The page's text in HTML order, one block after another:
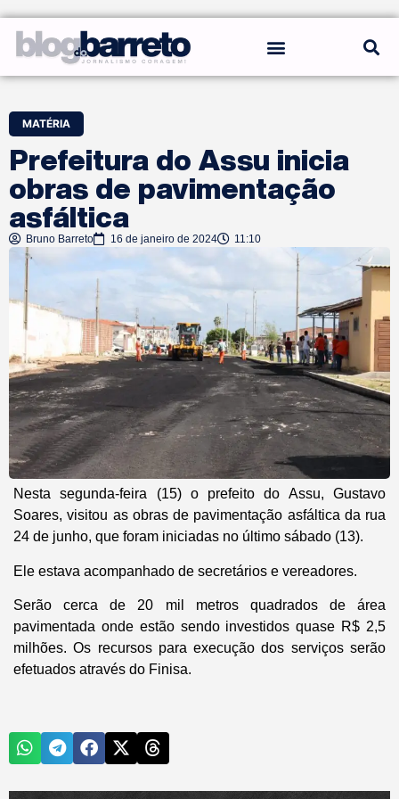
MATÉRIA
Prefeitura do Assu inicia
obras de pavimentação
asfáltica
Bruno Barreto 16 de janeiro de 2024 11:10
Nesta segunda-feira (15) o prefeito do Assu, Gustavo
Soares, visitou as obras de pavimentação asfáltica da rua
24 de junho, que foram iniciadas no último sábado (13).
Ele estava acompanhado de secretários e vereadores.
Serão cerca de 20 mil metros quadrados de área
pavimentada onde estão sendo investidos quase R$ 2,5
milhões. Os recursos para execução dos serviços serão
efetuados através do Finisa.